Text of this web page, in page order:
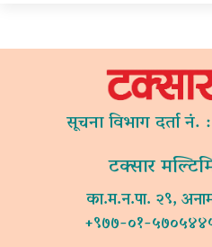
सूचना विभाग दर्ता
टक्सार
का.म.न.पा. २९,
+९७७-०१-